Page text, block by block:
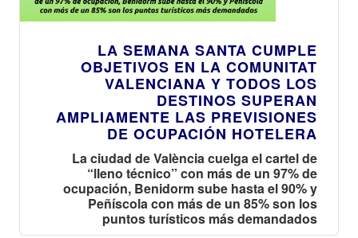
LA SEMANA SANTA CUMPLE
OBJETIVOS EN LA COMUNITAT
VALENCIANA Y TODOS LOS
DESTINOS SUPERAN
AMPLIAMENTE LAS PREVISIONES
DE OCUPACIÓN HOTELERA
La ciudad de València cuelga el cartel de
“lleno técnico” con más de un 97% de
ocupación, Benidorm sube hasta el 90% y
Peñíscola con más de un 85% son los
puntos turísticos más demandados